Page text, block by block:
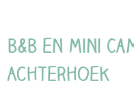
B&B en Mini
Achterhoek